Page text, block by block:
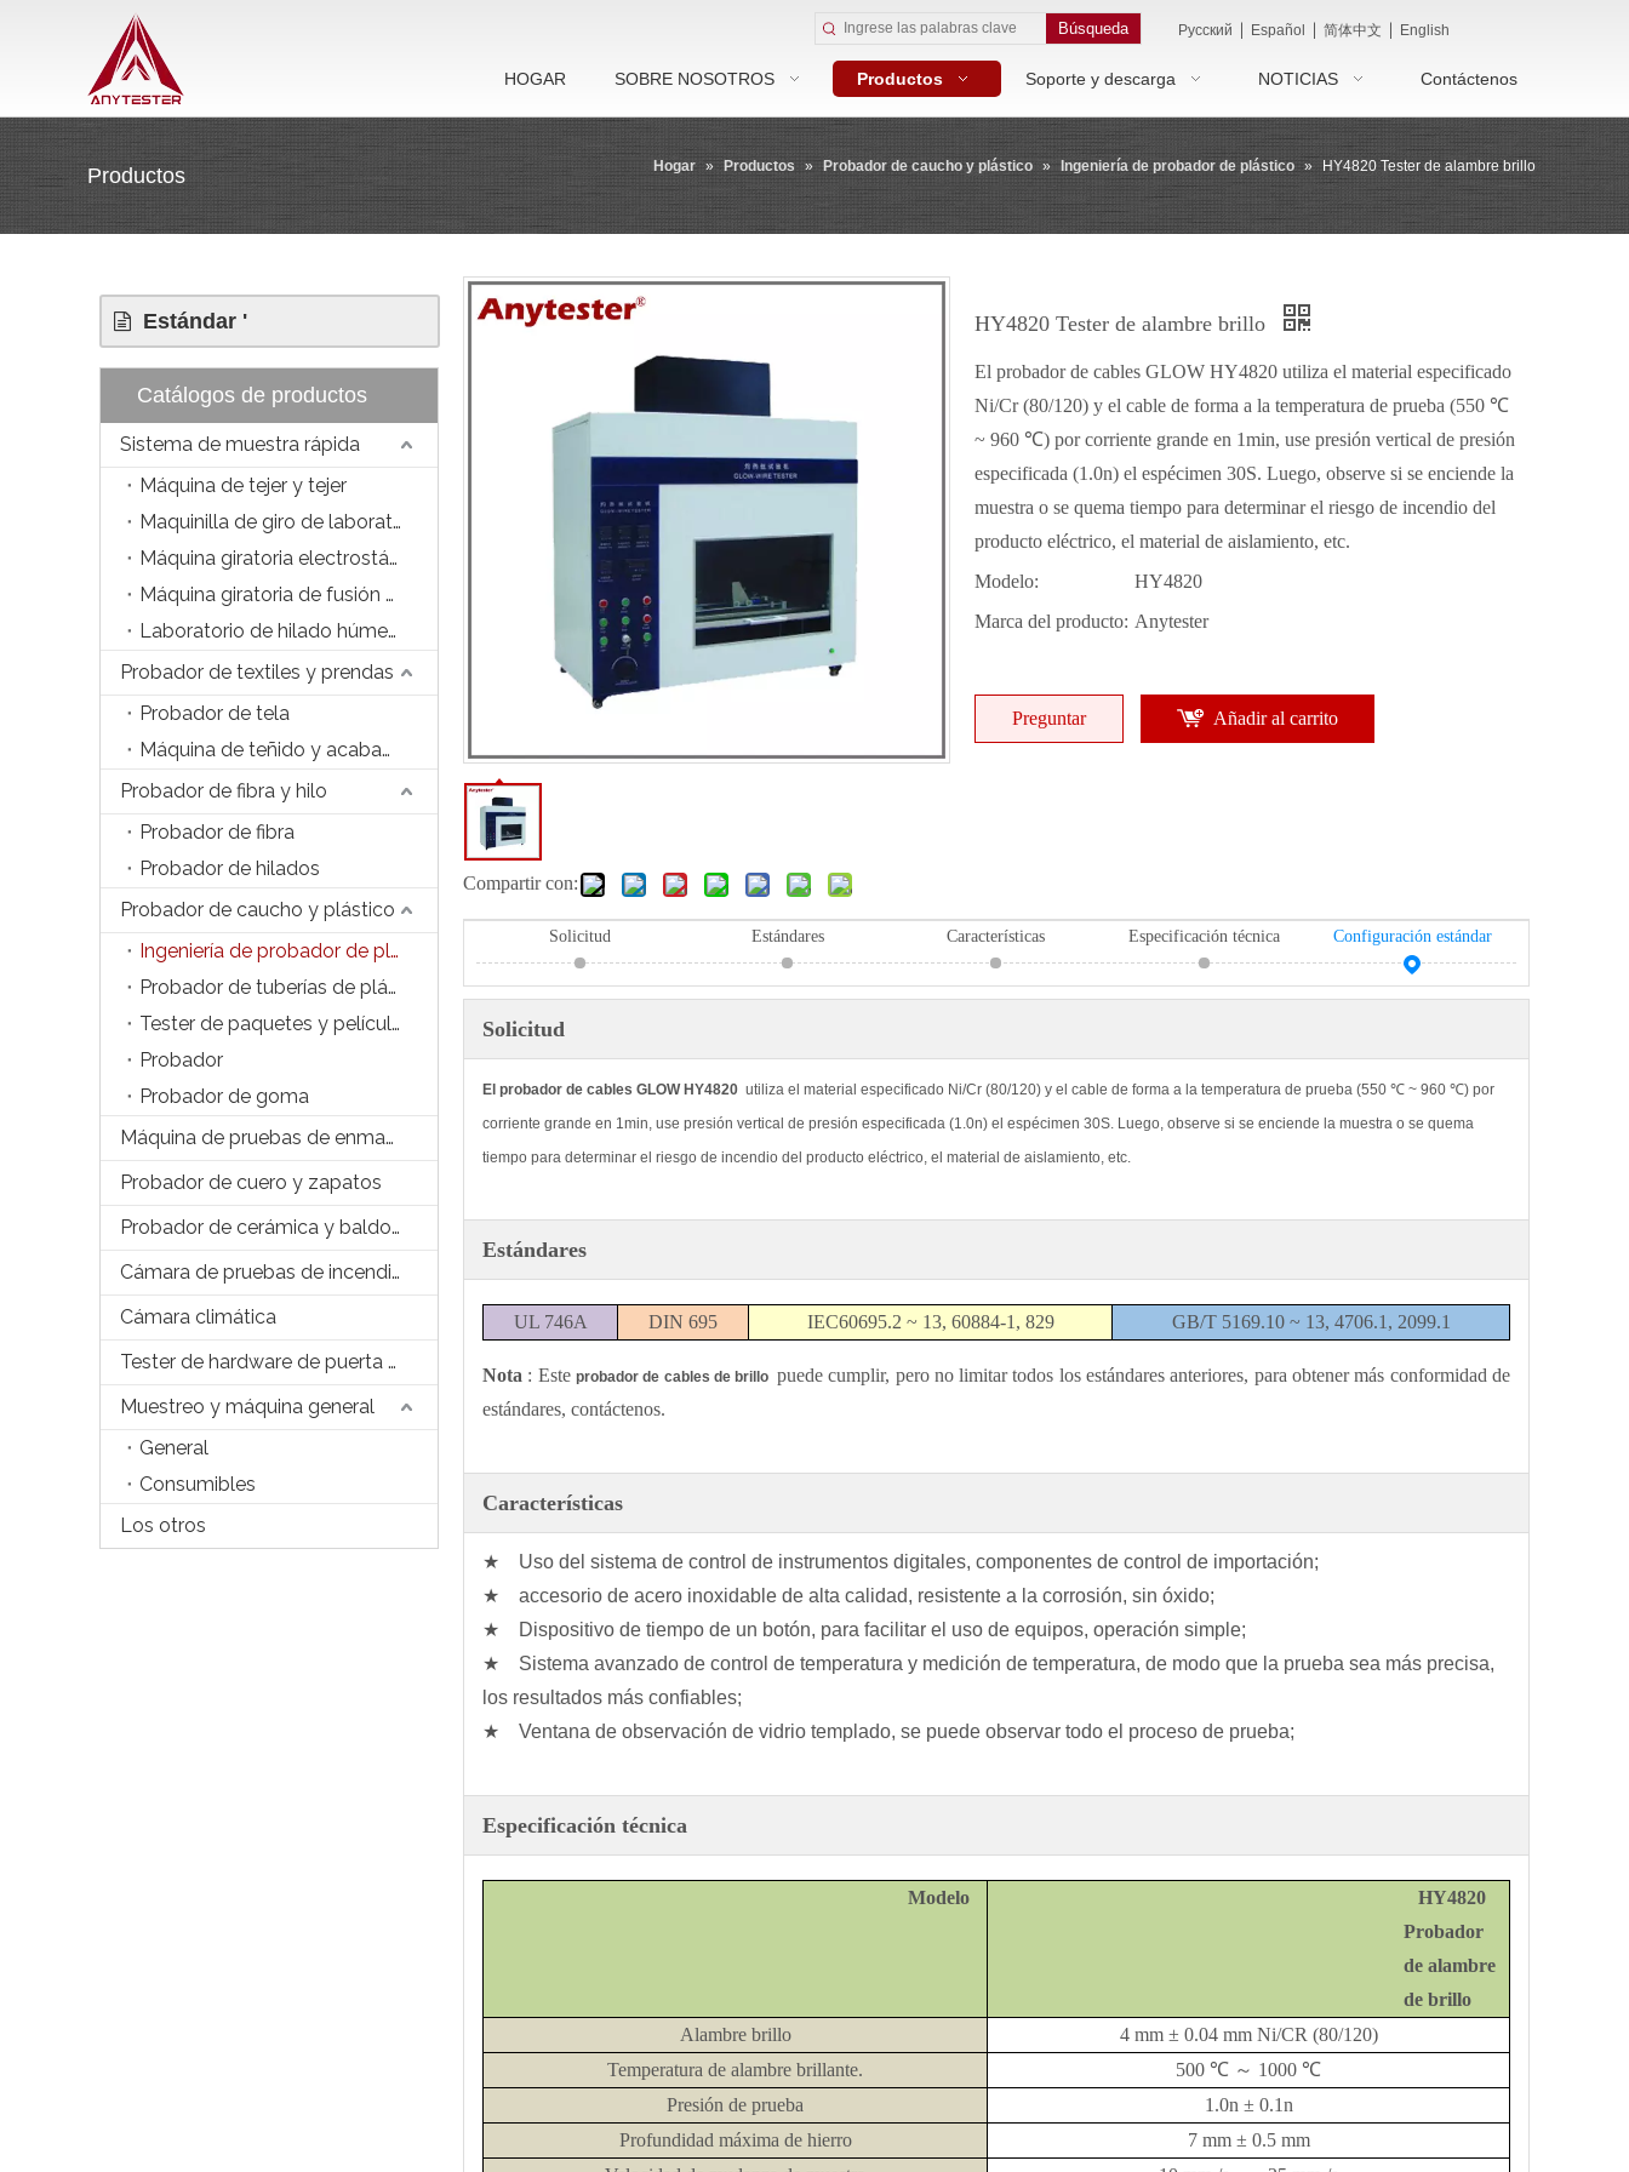
Búsqueda Pусский Español 简体中文 English
HOGAR SOBRE NOSOTROS Productos Soporte y descarga NOTICIAS Contáctenos
Productos Hogar » Productos » Probador de caucho y plástico » Ingeniería de probador de plástico » HY4820 Tester de alambre brillo
Estándar '
Catálogos de productos
Sistema de muestra rápida
Máquina de tejer y tejer
Maquinilla de giro de laboratorio
Máquina giratoria electrostática de laboratorio
Máquina giratoria de fusión de laboratorio
Laboratorio de hilado húmedo de laboratorio
Probador de textiles y prendas
Probador de tela
Máquina de teñido y acabado
Probador de fibra y hilo
Probador de fibra
Probador de hilados
Probador de caucho y plástico
Ingeniería de probador de plástico
Probador de tuberías de plástico y accesorios
Tester de paquetes y películas
Probador
Probador de goma
Máquina de pruebas de enmascaramiento
Probador de cuero y zapatos
Probador de cerámica y baldosas
Cámara de pruebas de incendios
Cámara climática
Tester de hardware de puerta y Windows
Muestreo y máquina general
General
Consumibles
Los otros
Compartir con:
HY4820 Tester de alambre brillo
El probador de cables GLOW HY4820 utiliza el material especificado
Ni/Cr (80/120) y el cable de forma a la temperatura de prueba (550 ℃
~ 960 ℃) por corriente grande en 1min, use presión vertical de presión
especificada (1.0n) el espécimen 30S. Luego, observe si se enciende la
muestra o se quema tiempo para determinar el riesgo de incendio del
producto eléctrico, el material de aislamiento, etc.
Modelo:
HY4820
Marca del producto: Anytester
Preguntar Añadir al carrito
Solicitud Estándares Características Especificación técnica Configuración estándar
Solicitud
El probador de cables GLOW HY4820 utiliza el material especificado Ni/Cr (80/120) y el cable de forma a la temperatura de prueba (550 ℃ ~ 960 ℃) por
corriente grande en 1min, use presión vertical de presión especificada (1.0n) el espécimen 30S. Luego, observe si se enciende la muestra o se quema
tiempo para determinar el riesgo de incendio del producto eléctrico, el material de aislamiento, etc.
Estándares
UL 746A DIN 695 IEC60695.2 ~ 13, 60884-1, 829 GB/T 5169.10 ~ 13, 4706.1, 2099.1
Nota : Este probador de cables de brillo puede cumplir, pero no limitar todos los estándares anteriores, para obtener más conformidad de
estándares, contáctenos.
Características
★ Uso del sistema de control de instrumentos digitales, componentes de control de importación;
★ accesorio de acero inoxidable de alta calidad, resistente a la corrosión, sin óxido;
★ Dispositivo de tiempo de un botón, para facilitar el uso de equipos, operación simple;
★ Sistema avanzado de control de temperatura y medición de temperatura, de modo que la prueba sea más precisa,
los resultados más confiables;
★ Ventana de observación de vidrio templado, se puede observar todo el proceso de prueba;
Especificación técnica
Modelo
HY4820
Probador
de alambre
de brillo
Alambre brillo
4 mm ± 0.04 mm Ni/CR (80/120)
Temperatura de alambre brillante.
500 ℃ ～ 1000 ℃
Presión de prueba
1.0n ± 0.1n
Profundidad máxima de hierro
7 mm ± 0.5 mm